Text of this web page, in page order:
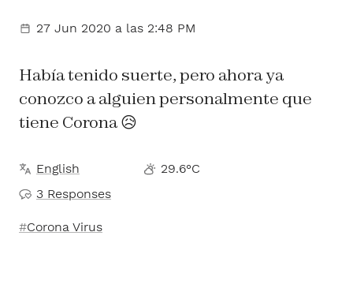
27 Jun 2020 a las 2:48 PM
Había tenido suerte, pero ahora ya
conozco a alguien personalmente que
tiene Corona 😥
English
29.6°C
3 Responses
Corona Virus